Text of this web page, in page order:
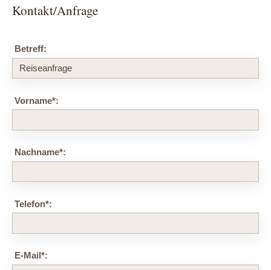
Kontakt/Anfrage
Betreff:
Vorname*:
Nachname*:
Telefon*:
E-Mail*: